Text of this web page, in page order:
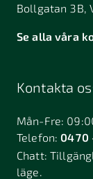
Bollgatan 3B,
Se alla våra
Kontakta
Mån-Fre:
Telefon:0470
Chatt:
läge.